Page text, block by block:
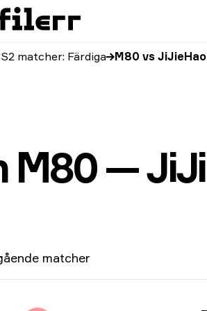
matcher: Färdiga M80 vs JiJieHao
M80 —
matcher